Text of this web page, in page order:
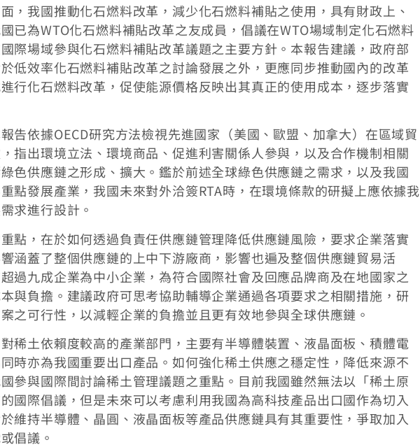
，我國推動化石燃料改革，減少化石燃料補貼之使用，具有財政上、
已為WTO化石燃料補貼改革之友成員，倡議在WTO場域制定化石燃料
際場域參與化石燃料補貼改革議題之主要方針。本報告建議，政府部
低效率化石燃料補貼改革之討論發展之外，更應同步推動國內的改革
行化石燃料改革，促使能源價格反映出其真正的使用成本，逐步落實
告依據OECD研究方法檢視先進國家（美國、歐盟、加拿大）在區域貿
指出環境立法、環境商品、促進利害關係人參與，以及合作機制相關
色供應鏈之形成、擴大。鑑於前述全球綠色供應鏈之需求，以及我國
點發展產業，我國未來對外洽簽RTA時，在環境條款的研擬上應依據我
求進行設計。
點，在於如何透過負責任供應鏈管理降低供應鏈風險，要求企業落實
涵蓋了整個供應鏈的上中下游廠商，影響也遍及整個供應鏈貿易活
過九成企業為中小企業，為符合國際社會及回應品牌商及在地國家之
與負擔。建議政府可思考協助輔導企業通過各項要求之相關措施，研
之可行性，以減輕企業的負擔並且更有效地參與全球供應鏈。
稀土依賴度較高的產業部門，主要有半導體裝置、液晶面板、積體電
時亦為我國重要出口產品。如何強化稀土供應之穩定性，降低來源不
參與國際間討論稀土管理議題之重點。目前我國雖然無法以「稀土原
國際倡議，但是未來可以考慮利用我國為高科技產品出口國作為切入
維持半導體、晶圓、液晶面板等產品供應鏈具有其重要性，爭取加入
倡議。